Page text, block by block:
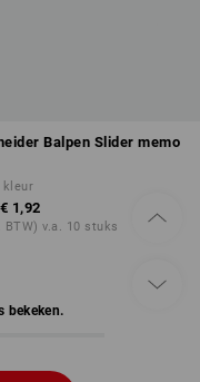
Balpen Slider memo
kleur
€ 1,92
BTW) v.a. 10 stuks
bekeken.